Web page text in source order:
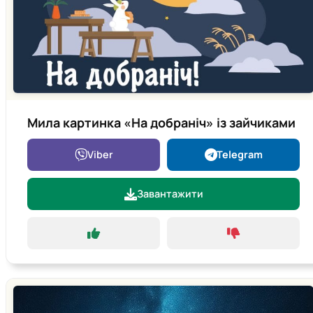
Мила картинка «На добраніч» із зайчиками
Viber Telegram
Завантажити